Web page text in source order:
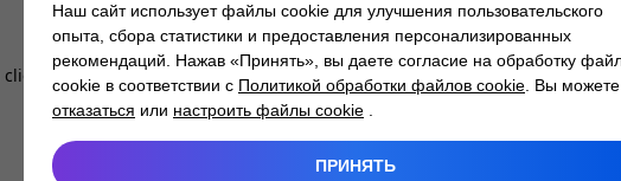
client -side exception has occurred while loading atlantm.by (see the
Наш сайт использует файлы cookie для улучшения пользовательского
опыта, сбора статистики и предоставления персонализированных
рекомендаций. Нажав «Принять», вы даете согласие на обработку
cookie в соответствии с Политикой обработки файлов cookie . Вы можете
отказаться или настроить файлы cookie
ПРИНЯТЬ